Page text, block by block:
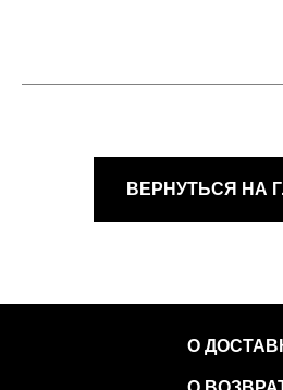
ВЕРНУТЬСЯ НА
О